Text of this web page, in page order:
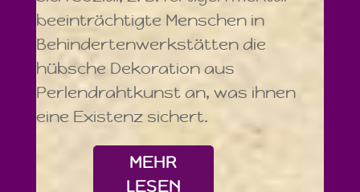
beeinträchtigte Menschen in
Behindertenwerkstätten die
hübsche Dekoration aus
Perlendrahtkunst an, was ihnen
eine Existenz sichert.
MEHR
LESEN